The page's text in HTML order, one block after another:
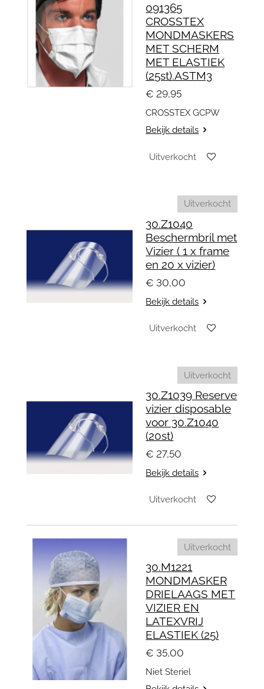
091365
CROSSTEX
MONDMASKERS
MET SCHERM
MET ELASTIEK
(25st).ASTM3
€ 29,95
CROSSTEXGCPW
Bekijk details
Uitverkocht
Uitverkocht
30.Z1040
Beschermbril met
Vizier ( 1 x frame
en 20 x vizier)
€ 30,00
Bekijk details
Uitverkocht
Uitverkocht
30.Z1039 Reserve
vizier disposable
voor 30.Z1040
(20st)
€ 27,50
Bekijk details
Uitverkocht
Uitverkocht
30.M1221
MONDMASKER
DRIELAAGS MET
VIZIER EN
LATEXVRIJ
ELASTIEK (25)
€ 35,00
Niet Steriel